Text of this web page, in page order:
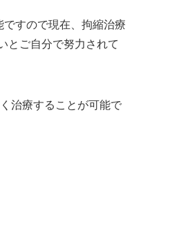
すので現在、拘縮治療
とご自分で努力されて
治療することが可能で